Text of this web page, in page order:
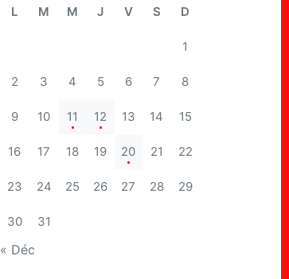
L M M J V S D
1
2 3 4 5 6 7 8
9 10 11 12 13 14 15
16 17 18 19 20 21 22
23 24 25 26 27 28 29
30 31
« Déc